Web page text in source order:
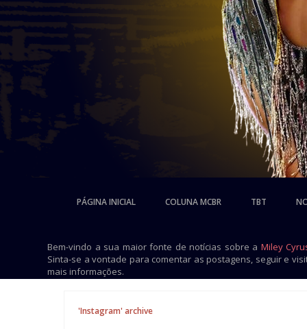
PÁGINA INICIAL COLUNA MCBR TBT
Bem-vindo a sua maior fonte de notícias sobre a Miley
Sinta-se a vontade para comentar as postagens, seguir e
mais informações.
'Instagram' archive